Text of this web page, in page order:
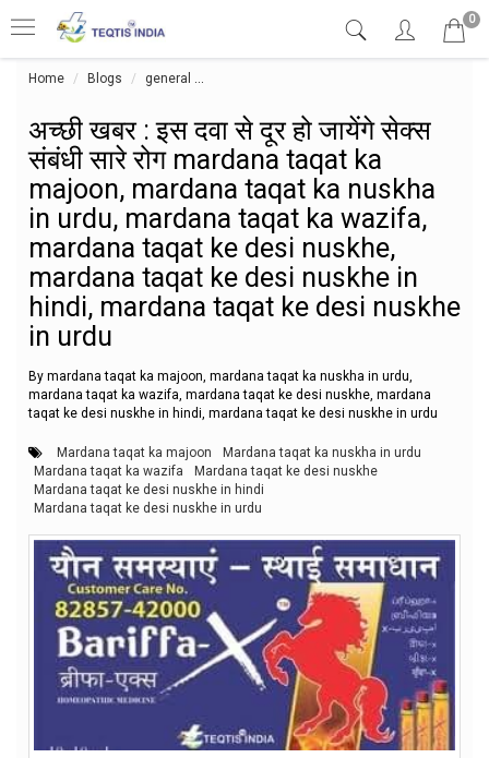
0
Home Blogs general
अच्छी खबर : इस दवा से दूर हो जायेंगे सेक्स
संबंधी सारे रोग mardana taqat ka
majoon, mardana taqat ka nuskha
in urdu, mardana taqat ka wazifa,
mardana taqat ke desi nuskhe,
mardana taqat ke desi nuskhe in
hindi, mardana taqat ke desi nuskhe
in urdu
By mardana taqat ka majoon, mardana taqat ka nuskha in urdu,
mardana taqat ka wazifa, mardana taqat ke desi nuskhe, mardana
taqat ke desi nuskhe in hindi, mardana taqat ke desi nuskhe in urdu
Mardana taqat ka majoon
Mardana taqat ka nuskha in urdu
Mardana taqat ka wazifa
Mardana taqat ke desi nuskhe
Mardana taqat ke desi nuskhe in hindi
Mardana taqat ke desi nuskhe in urdu